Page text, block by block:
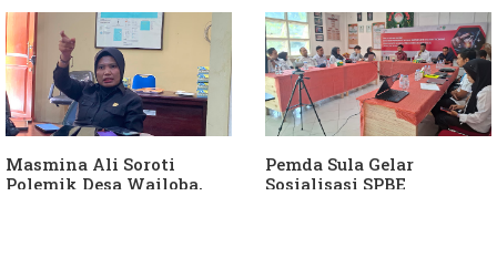
Keterlibatan Ketua PKB
Sula
Dia Kangen Saya
Masmina Ali Soroti
Polemik Desa Wailoba,
Pemda Sula Gelar
Sosialisasi SPBE